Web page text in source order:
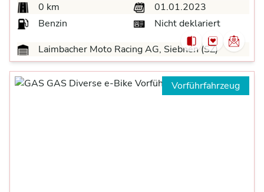
0 km
01.01.2023
Benzin
Nicht deklariert
Laimbacher Moto Racing AG, Siebnen (SZ)
Vorführfahrzeug